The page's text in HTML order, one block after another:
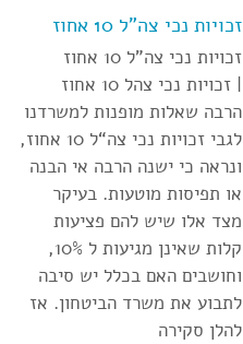
זכויות נכי צה”ל 10 אחוז
זכויות נכי צה”ל 10 אחוז
| זכויות נכי צהל 10 אחוז
הרבה שאלות מופנות למשרדנו
לגבי זכויות נכי צה“ל 10 אחוז,
ונראה כי ישנה הרבה אי הבנה
או תפיסות מוטעות. בעיקר
מצד אלו שיש להם פציעות
קלות שאינן מגיעות ל 10%,
וחושבים האם בכלל יש סיבה
לתבוע את משרד הביטחון. אז
להלן סקירה